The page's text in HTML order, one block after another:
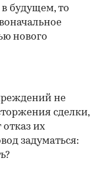
будущем, то
нового
не
сделки,
отказ их
задуматься: